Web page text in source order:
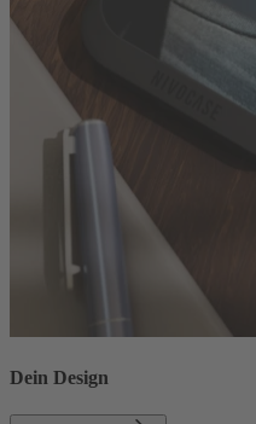
Dein Design